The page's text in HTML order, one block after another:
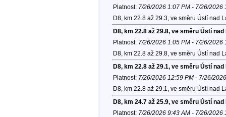
Platnost: 7/26/2026 1:07 PM - 7/26/2026
D8, km 22.8 až 29.3, ve směru Ústí nad
D8, km 22.8 až 29.8, ve směru Ústí nad
Platnost: 7/26/2026 1:05 PM - 7/26/2026
D8, km 22.8 až 29.8, ve směru Ústí nad
D8, km 22.8 až 29.1, ve směru Ústí nad
Platnost: 7/26/2026 12:59 PM - 7/26/
D8, km 22.8 až 29.1, ve směru Ústí nad
D8, km 24.7 až 25.9, ve směru Ústí nad
Platnost: 7/26/2026 9:43 AM - 7/26/2026